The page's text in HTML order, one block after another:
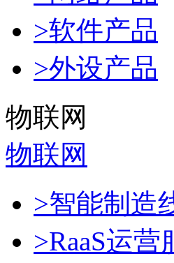
>软件产品
>外设产品
物联网
物联网
>智能制造
>RaaS运